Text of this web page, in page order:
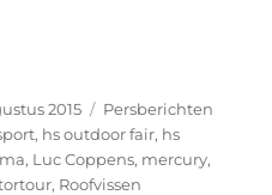
2015 Categorieën
Persberichten
, hs outdoor fair, hs
, Luc Coppens, mercury,
, Roofvissen